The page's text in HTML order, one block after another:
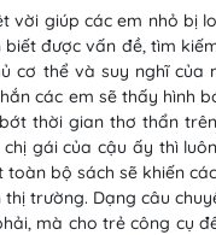
giúp các em nhỏ bị
được vấn đề, tìm
cơ thể và suy nghĩ
các em sẽ thấy hình
thời gian thơ thẩn
gái của cậu ấy thì
bộ sách sẽ khiến
trường. Dạng câu
mà cho trẻ công cụ